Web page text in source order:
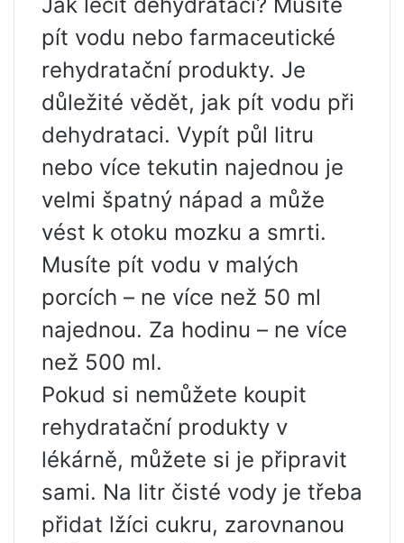
pít vodu nebo farmaceutické
rehydratační produkty. Je
důležité vědět, jak pít vodu při
dehydrataci. Vypít půl litru
nebo více tekutin najednou je
velmi špatný nápad a může
vést k otoku mozku a smrti.
Musíte pít vodu v malých
porcích – ne více než 50 ml
najednou. Za hodinu – ne více
než 500 ml.
Pokud si nemůžete koupit
rehydratační produkty v
lékárně, můžete si je připravit
sami. Na litr čisté vody je třeba
přidat lžíci cukru, zarovnanou